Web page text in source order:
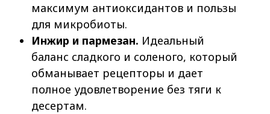
максимум антиоксидантов и пользы
для микробиоты.
Инжир и пармезан. Идеальный
баланс сладкого и соленого, который
обманывает рецепторы и дает
полное удовлетворение без тяги к
десертам.